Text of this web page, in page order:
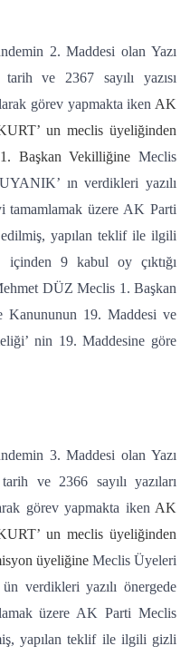
2. Maddesi olan Yazı
ve 2367 sayılı yazısı
görev yapmakta iken AK
un meclis üyeliğinden
Başkan Vekilliğine Meclis
ın verdikleri yazılı
tamamlamak üzere AK Parti
yapılan teklif ile ilgili
içinden 9 kabul oy çıktığı
DÜZ Meclis 1. Başkan
Kanununun 19. Maddesi ve
nin 19. Maddesine göre
3. Maddesi olan Yazı
ve 2366 sayılı yazıları
görev yapmakta iken AK
un meclis üyeliğinden
üyeliğine Meclis Üyeleri
verdikleri yazılı önergede
üzere AK Parti Meclis
yapılan teklif ile ilgili gizli